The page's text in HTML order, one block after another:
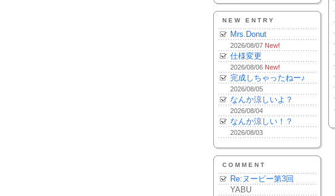
NEW ENTRY
Mrs.Donut
2026/08/07 New!
仕様変更
2026/08/06 New!
完成しちゃったねー♪
2026/08/05
なんか涼しいよ？
2026/08/04
なんか涼しい！？
2026/08/03
COMMENT
Re:ヌーピー第3回
YABU